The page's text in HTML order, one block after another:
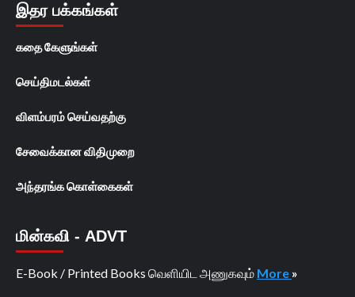
இதர பக்கங்கள்
கதை கேளுங்கள்
செய்திமடல்கள்
விளம்பரம் செய்வதற்கு
சேவைக்கான விதிமுறை
அந்தரங்க கொள்கைகள்
மின்கவி - ADVT
E-Book / Printed Books வெளியிட அணுகவும் More »